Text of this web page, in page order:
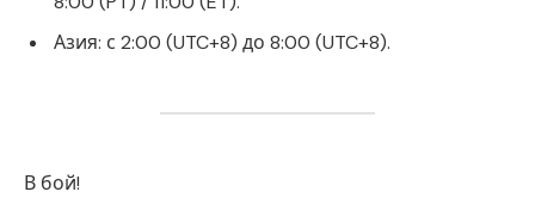
Азия: с 2:00 (UTC+8) до 8:00 (UTC+8).
В бой!